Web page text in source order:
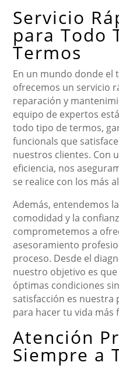
Servicio
para Todo
Termos
En un mundo donde el
ofrecemos un servicio
reparación y
equipo de expertos
todo tipo de termos,
funcionals que
nuestros clientes. Con
eficiencia, nos
se realice con los más
Además, entendemos
comodidad y la
comprometemos a
asesoramiento
proceso. Desde el
nuestro objetivo es
óptimas condiciones
satisfacción es
para hacer tu vida más
Atención
Siempre a